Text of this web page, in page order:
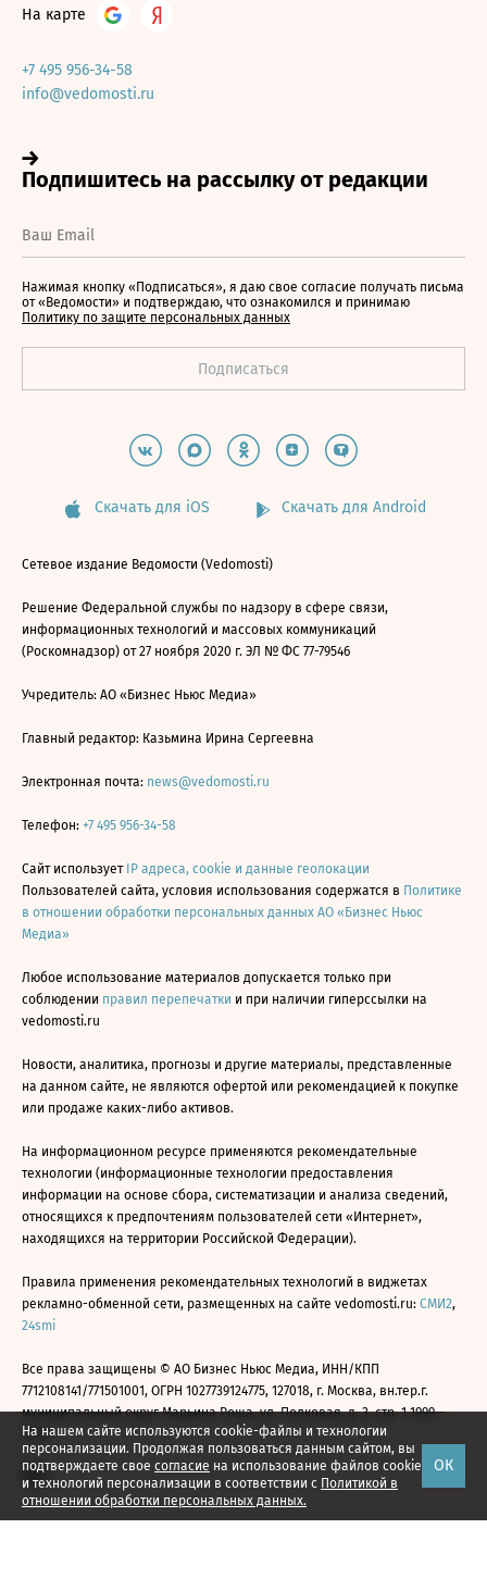
На нашем сайте используются cookie-файлы и технологии
персонализации. Продолжая пользоваться данным сайтом, вы
подтверждаете свое согласие на использование файлов cookie
и технологий персонализации в соответствии с Политикой в
отношении обработки персональных данных.
ОК
На карте
+7 495 956-34-58
info@vedomosti.ru
Нажимая кнопку «Подписаться», я даю свое согласие получать письма
от «Ведомости» и подтверждаю, что ознакомился и принимаю
Политику по защите персональных данных
Скачать для iOS Скачать для Android
Сетевое издание Ведомости (Vedomosti)
Решение Федеральной службы по надзору в сфере связи,
информационных технологий и массовых коммуникаций
(Роскомнадзор) от 27 ноября 2020 г. ЭЛ № ФС 77-79546
Учредитель: АО «Бизнес Ньюс Медиа»
Главный редактор: Казьмина Ирина Сергеевна
Электронная почта: news@vedomosti.ru
Телефон: +7 495 956-34-58
Сайт использует IP адреса, cookie и данные геолокации
Пользователей сайта, условия использования содержатся в Политике
в отношении обработки персональных данных АО «Бизнес Ньюс
Медиа»
Любое использование материалов допускается только при
соблюдении правил перепечатки и при наличии гиперссылки на
vedomosti.ru
Новости, аналитика, прогнозы и другие материалы, представленные
на данном сайте, не являются офертой или рекомендацией к покупке
или продаже каких-либо активов.
На информационном ресурсе применяются рекомендательные
технологии (информационные технологии предоставления
информации на основе сбора, систематизации и анализа сведений,
относящихся к предпочтениям пользователей сети «Интернет»,
находящихся на территории Российской Федерации).
Правила применения рекомендательных технологий в виджетах
рекламно-обменной сети, размещенных на сайте vedomosti.ru: СМИ2,
24smi
Все права защищены © АО Бизнес Ньюс Медиа, ИНН/КПП
7712108141/771501001, ОГРН 1027739124775, 127018, г. Москва, вн.тер.г.
муниципальный округ Марьина Роща, ул. Полковая, д. 3, стр. 1 1999—
2026